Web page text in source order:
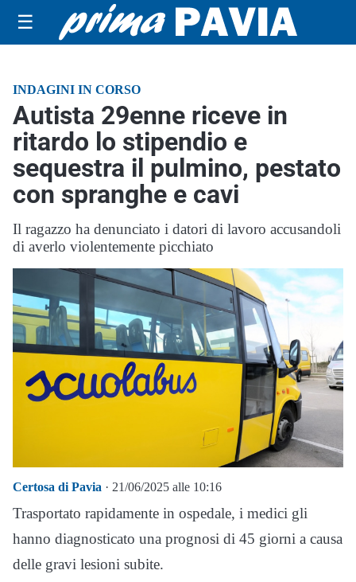
☰
INDAGINI IN CORSO
Autista 29enne riceve in
ritardo lo stipendio e
sequestra il pulmino, pestato
con spranghe e cavi
Il ragazzo ha denunciato i datori di lavoro accusandoli
di averlo violentemente picchiato
Certosa di Pavia · 21/06/2025 alle 10:16
Trasportato rapidamente in ospedale, i medici gli
hanno diagnosticato una prognosi di 45 giorni a causa
delle gravi lesioni subite.